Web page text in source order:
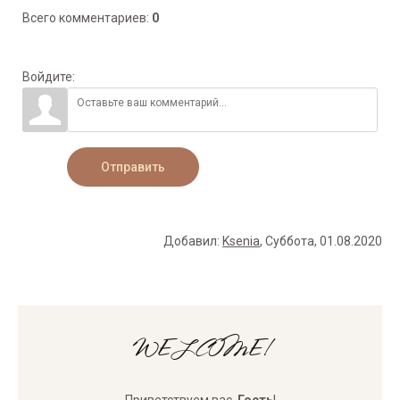
Всего комментариев: 0
Войдите:
Отправить
Добавил: Ksenia, Суббота, 01.08.2020
WELCOME!